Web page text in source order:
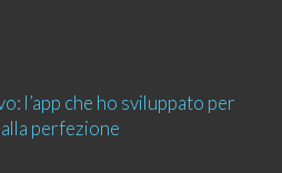
l’app che ho sviluppato per
perfezione